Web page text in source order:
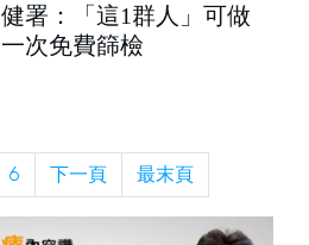
健署：「這1群人」可做
一次免費篩檢
6 下一頁 最末頁